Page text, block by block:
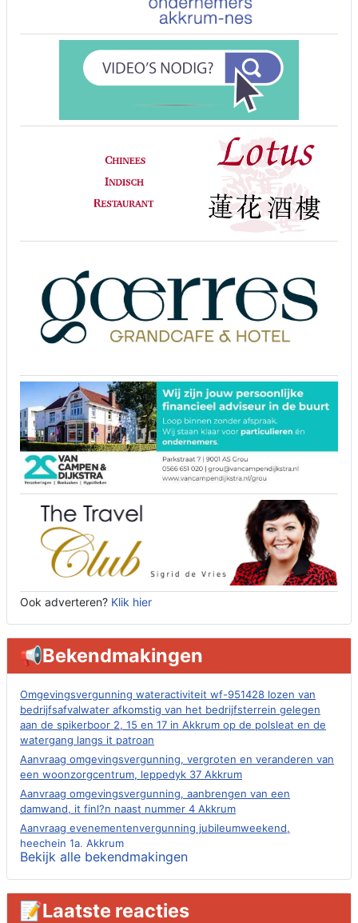
Ook adverteren? Klik hier
📢Bekendmakingen
Omgevingsvergunning wateractiviteit wf-951428 lozen van
bedrijfsafvalwater afkomstig van het bedrijfsterrein gelegen
aan de spikerboor 2, 15 en 17 in Akkrum op de polsleat en de
watergang langs it patroan
Aanvraag omgevingsvergunning, vergroten en veranderen van
een woonzorgcentrum, leppedyk 37 Akkrum
Aanvraag omgevingsvergunning, aanbrengen van een
damwand, it finl?n naast nummer 4 Akkrum
Aanvraag evenementenvergunning jubileumweekend,
heechein 1a, Akkrum
Verlening omgevingsvergunning, tijdelijk gebruik openbare
ruimte 02-10 t/m 02-11-2026, sitadel voor nr 6 te Akkrum
Aanvraag omgevingsvergunning, tijdelijk gebruik openbare
ruimte 02-10 t/m 02-11-2026, sitadel voor nr 6 te Akkrum
Bekijk alle bekendmakingen
📝Laatste reacties